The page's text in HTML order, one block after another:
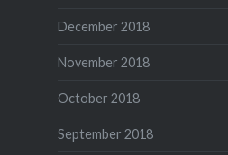
December 2018
November 2018
October 2018
September 2018